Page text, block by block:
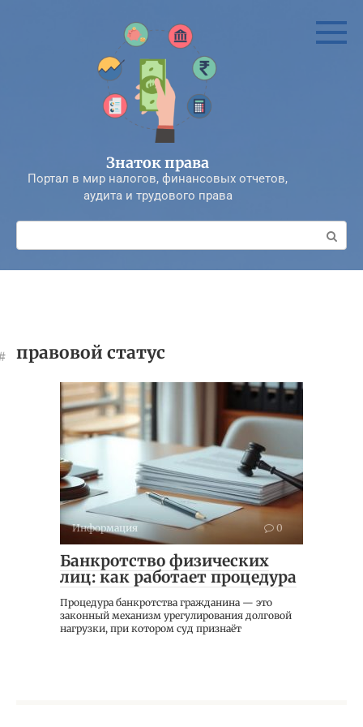
Знаток права
Портал в мир налогов, финансовых отчетов,
аудита и трудового права
Поиск:
правовой статус
Информация 0
Банкротство физических
лиц: как работает процедура
Процедура банкротства гражданина — это
законный механизм урегулирования долговой
нагрузки, при котором суд признаёт